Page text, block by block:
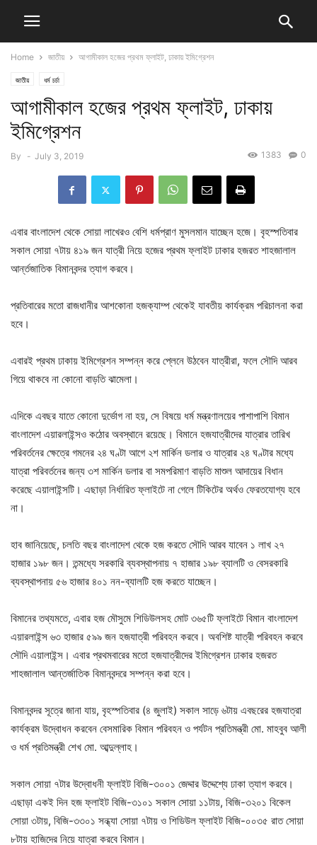
Home জাতীয় আগামীকাল হজের প্রথম ফ্লাইট, ঢাকায় ইমিগ্রেশন
জাতীয় ধর্ম চর্চা
আগামীকাল হজের প্রথম ফ্লাইট, ঢাকায়
ইমিগ্রেশন
By - July 3, 2019 0
1383
এবার বাংলাদেশ থেকে সোয়া লাখেরও বেশি ধর্মপ্রাণ মুসলমান যাচ্ছেন হজে। বৃহস্পতিবার
সকাল সোয়া ৭টায় ৪১৯ জন যাত্রী নিয়ে হজের প্রথম ফ্লাইট ঢাকার হজরত শাহজালাল
আর্ন্তজাতিক বিমানবন্দর ত্যাগ করবে।
প্রতিবারের মতো রাজধানীর আশকোনা হজক্যাম্প থেকেই যাবতীয় কার্যক্রম পরিচালনা করা
হবে।
এবারই প্রথম ঢাকায় ইমিগ্রেশন সম্পন্ন করে প্লেনে উঠবেন যাত্রীরা, ফলে সৌদি আরব
গিয়ে থাকবে না কোনো বাড়তি ঝামেলা।
এদিকে এবছর যাতে কোনো দুর্ভোগ না হয়, সে বিষয়ে ধর্ম মন্ত্রণালয়ের পাশাপাশি বিমান
বাংলাদেশ এয়ারলাইন্সও কঠোর অবস্থানে রয়েছে। বিমানে হজযাত্রীদের যাত্রার তারিখ
পরিবর্তনের ক্ষেত্রে গমনের ২৪ ঘণ্টা আগে ২শ মার্কিন ডলার ও যাত্রার ২৪ ঘণ্টার মধ্যে
যাত্রা পরিবর্তনের জন্য ৩শ মার্কিন ডলার বা সমপরিমাণ বাড়তি মাশুল আদায়ের বিধান
করেছে এয়ালাইন্সটি। এছাড়া নির্ধারিত ফ্লাইটে না গেলে টিকিটের অর্থও ফেরতযোগ্য হবে
না।
হাব জানিয়েছে, চলতি বছর বাংলাদেশ থেকে হজ করতে সৌদি আরব যাবেন ১ লাখ ২৭
হাজার ১৯৮ জন। তন্মধ্যে সরকারি ব্যবস্থাপনায় ৭ হাজার ১৯৮ ব্যালটি ও বেসরকারি
ব্যবস্থাপনায় ৫৬ হাজার ৪০১ নন-ব্যালটি হজ করতে যাচ্ছেন।
বিমানের তথ্যমতে, এবার হজ মৌসুমে শিডিউলসহ মোট ৩৬৫টি ফ্লাইটে বিমান বাংলাদেশ
এয়ারলাইন্স ৬৩ হাজার ৫৯৯ জন হজযাত্রী পরিবহন করবে। অবশিষ্ট যাত্রী পরিবহন করবে
সৌদি এয়ালাইন্স। এবার প্রথমবারের মতো হজযাত্রীদের ইমিগ্রেশন ঢাকার হজরত
শাহজালাল আন্তর্জাতিক বিমানবন্দরে সম্পন্ন করা হবে।
বিমানবন্দর সূত্রে জানা যায়, বৃহস্পতিবার (৪ জুলাই) সকাল সাড়ে ৬টায় এবছরের হজযাত্রা
কার্যক্রম উদ্বোধন করবেন বেসমারিক বিমান পরিবহন ও পর্যটন প্রতিমন্ত্রী মো. মাহবুব আলী
ও ধর্ম প্রতিমন্ত্রী শেখ মো. আব্দুল্লাহ।
সকাল সোয়া ৭টার উদ্বোধনী ফ্লাইট বিজি-৩০০১ জেদ্দার উদ্দেশ্যে ঢাকা ত্যাগ করবে।
এছাড়া একই দিন হজ ফ্লাইট বিজি-৩১০১ সকাল সোয়া ১১টায়, বিজি-৩২০১ বিকেল
সোয়া ৩টায়, বিজি-৩৩০১ সন্ধ্যা সোয়া ৭টায় ও শিডিউল ফ্লাইট বিজি-০০৩৫ রাত সোয়া
৮টায় হাজিদের নিয়ে যাত্রা করবে বিমান।